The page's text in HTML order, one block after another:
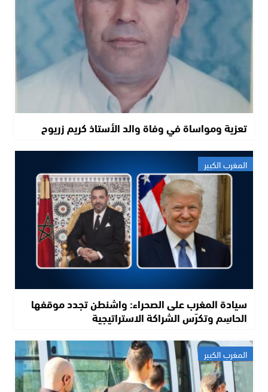
تعزية ومواساة في وفاة والد الأستاذ كريم زريوح
المغرب الكبير
سيادة المغرب على الصحراء: واشنطن تجدد موقفها
الحاسِم وتكرّس الشراكة الاستراتيجية
المغرب الكبير